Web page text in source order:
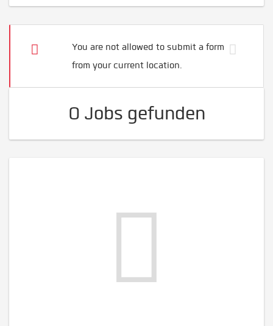
You are not allowed to submit a form
from your current location.
0 Jobs gefunden